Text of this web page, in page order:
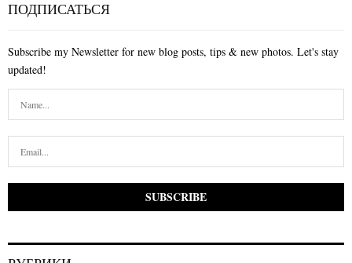
ПОДПИСАТЬСЯ
Subscribe my Newsletter for new blog posts, tips & new photos. Let's stay
updated!